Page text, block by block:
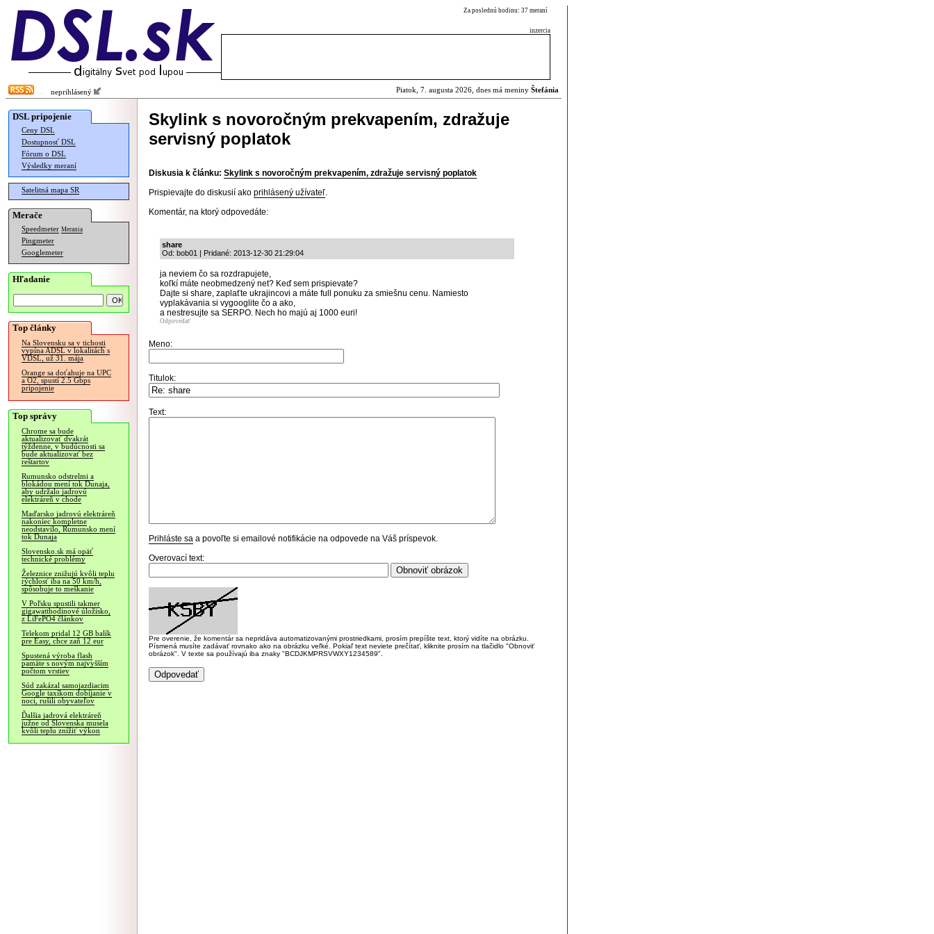
Za poslednú hodinu: 37 meraní
inzercia
neprihlásený Piatok, 7. augusta 2026, dnes má meniny Štefánia
DSL pripojenie
Ceny DSL
Dostupnosť DSL
Fórum o DSL
Výsledky meraní
Satelitná mapa SR
Merače
Speedmeter Merania
Pingmeter
Googlemeter
Hľadanie
Top články
Na Slovensku sa v tichosti
vypína ADSL v lokalitách s
VDSL, už 31. mája
Orange sa doťahuje na UPC
a O2, spustí 2.5 Gbps
pripojenie
Top správy
Chrome sa bude
aktualizovať dvakrát
týždenne, v budúcnosti sa
bude aktualizovať bez
reštartov
Rumunsko odstrelmi a
blokádou mení tok Dunaja,
aby udržalo jadrovú
elektráreň v chode
Maďarsko jadrovú elektráreň
nakoniec kompletne
neodstavilo, Rumunsko mení
tok Dunaja
Slovensko.sk má opäť
technické problémy
Železnice znižujú kvôli teplu
rýchlosť iba na 50 km/h,
spôsobuje to meškanie
V Poľsku spustili takmer
gigawatthodinové úložisko,
z LiFePO4 článkov
Telekom pridal 12 GB balík
pre Easy, chce zaň 12 eur
Spustená výroba flash
pamäte s novým najvyšším
počtom vrstiev
Súd zakázal samojazdiacim
Google taxíkom dobíjanie v
noci, rušili obyvateľov
Ďalšia jadrová elektráreň
južne od Slovenska musela
kvôli teplu znížiť výkon
Skylink s novoročným prekvapením, zdražuje
servisný poplatok
Diskusia k článku: Skylink s novoročným prekvapením, zdražuje servisný poplatok
Prispievajte do diskusií ako prihlásený užívateľ.
Komentár, na ktorý odpovedáte:
share
Od: bob01 | Pridané: 2013-12-30 21:29:04
ja neviem čo sa rozdrapujete,
koľkí máte neobmedzený net? Keď sem prispievate?
Dajte si share, zaplaťte ukrajincovi a máte full ponuku za smiešnu cenu. Namiesto
vyplakávania si vygooglite čo a ako,
a nestresujte sa SERPO. Nech ho majú aj 1000 euri!
Odpovedať
Meno:
Titulok:
Text:
Prihláste sa a povoľte si emailové notifikácie na odpovede na Váš príspevok.
Overovací text:
Pre overenie, že komentár sa nepridáva automatizovanými prostriedkami, prosím prepíšte text, ktorý vidíte na obrázku.
Písmená musíte zadávať rovnako ako na obrázku veľké. Pokiaľ text neviete prečítať, kliknite prosím na tlačidlo "Obnoviť
obrázok". V texte sa používajú iba znaky "BCDJKMPRSVWXY1234589".